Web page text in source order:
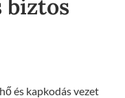
biztos
és kapkodás vezet